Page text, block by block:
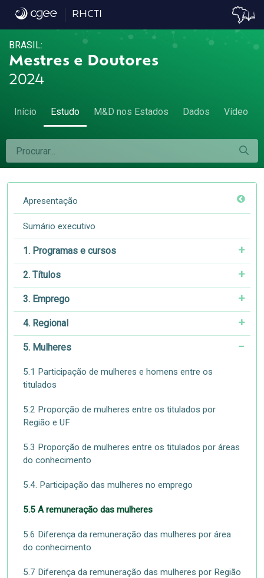
5.5 A remuneração das mulheres - 5.5 A
RHCTI
BRASIL:
Mestres e Doutores
2024
Início Estudo M&D nos Estados Dados Vídeo
Apresentação
Sumário executivo
1. Programas e cursos
2. Títulos
3. Emprego
4. Regional
5. Mulheres
5.1 Participação de mulheres e homens entre os
titulados
5.2 Proporção de mulheres entre os titulados por
Região e UF
5.3 Proporção de mulheres entre os titulados por áreas
do conhecimento
5.4. Participação das mulheres no emprego
5.5 A remuneração das mulheres
5.6 Diferença da remuneração das mulheres por área
do conhecimento
5.7 Diferença da remuneração das mulheres por Região